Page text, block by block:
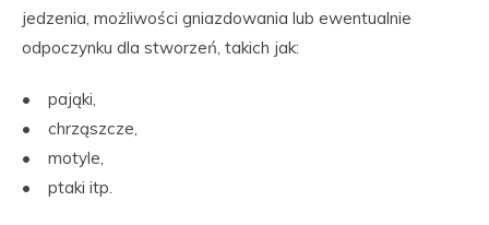
jedzenia, możliwości gniazdowania lub ewentualnie
odpoczynku dla stworzeń, takich jak:
• pająki,
• chrząszcze,
• motyle,
• ptaki itp.